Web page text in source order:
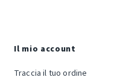
Il mio account
Traccia il tuo ordine